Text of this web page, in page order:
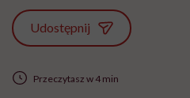
Udostępnij
Przeczytasz w 4 min